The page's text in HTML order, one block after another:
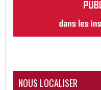
NOUS LOCALISER